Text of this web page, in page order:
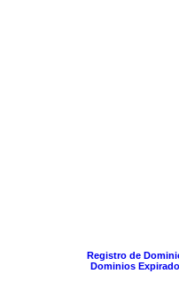
Registro de
Dominios